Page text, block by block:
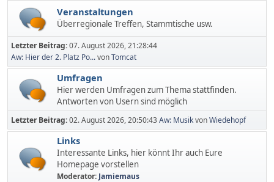
Veranstaltungen
Überregionale Treffen, Stammtische usw.
Letzter Beitrag:07. August 2026, 21:28:44
Aw: Hier der 2. Platz Po...vonTomcat
Umfragen
Hier werden Umfragen zum Thema stattfinden.
Antworten von Usern sind möglich
Letzter Beitrag:02. August 2026, 20:50:43Aw: MusikvonWiedehopf
Links
Interessante Links, hier könnt Ihr auch Eure
Homepage vorstellen
Moderator: Jamiemaus